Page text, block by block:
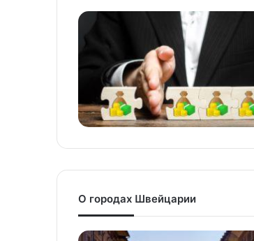
О городах Швейцарии